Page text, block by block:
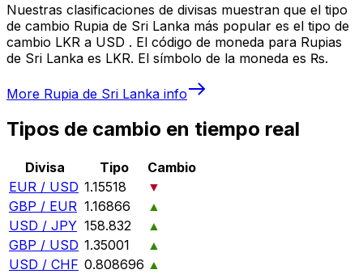
Nuestras clasificaciones de divisas muestran que el tipo
de cambio Rupia de Sri Lanka más popular es el tipo de
cambio LKR a USD . El código de moneda para Rupias
de Sri Lanka es LKR. El símbolo de la moneda es ₨.
More Rupia de Sri Lanka info
Tipos de cambio en tiempo real
Divisa Tipo
Cambio
EUR / USD 1.15518
▼
GBP / EUR 1.16866
▲
USD / JPY 158.832
▲
GBP / USD 1.35001
▲
USD / CHF 0.808696 ▲